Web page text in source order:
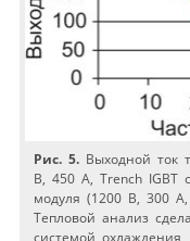
Рис. 5. Выходной ток
В, 450 А, Trench IGBT
модуля (1200 В, 300
Тепловой анализ